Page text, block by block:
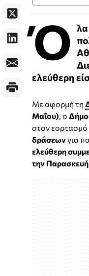
Ό λα
ελεύθερη
Με αφορμή τη
Μαΐου), ο
στον εορτασμό
δράσεωνγια
ελεύθερη
την